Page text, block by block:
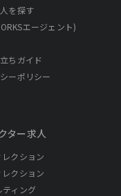
を探す
エージェント)
ちガイド
ーポリシー
ター求人
クション
クション
ティング